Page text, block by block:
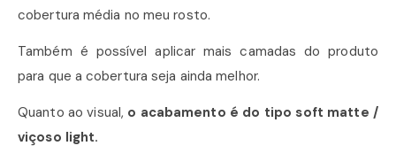
cobertura média no meu rosto.
Também é possível aplicar mais camadas do produto
para que a cobertura seja ainda melhor.
Quanto ao visual, o acabamento é do tipo soft matte /
viçoso light.